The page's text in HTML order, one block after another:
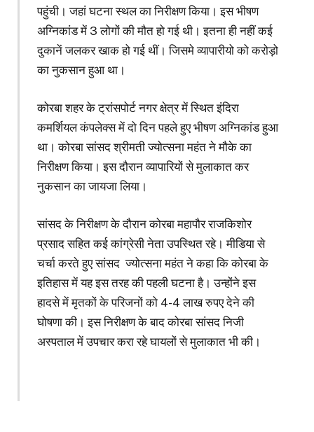
पहुंची। जहां घटना स्थल का निरीक्षण किया। इस भीषण
अग्निकांड में 3 लोगों की मौत हो गई थी। इतना ही नहीं कई
दुकानें जलकर खाक हो गई थीं। जिसमे व्यापारीयो को करोड़ो
का नुकसान हुआ था।
कोरबा शहर के ट्रांसपोर्ट नगर क्षेत्र में स्थित इंदिरा
कमर्शियल कंपलेक्स में दो दिन पहले हुए भीषण अग्निकांड हुआ
था। कोरबा सांसद श्रीमती ज्योत्सना महंत ने मौके का
निरीक्षण किया। इस दौरान व्यापारियों से मुलाकात कर
नुकसान का जायजा लिया।
सांसद के निरीक्षण के दौरान कोरबा महापौर राजकिशोर
प्रसाद सहित कई कांग्रेसी नेता उपस्थित रहे। मीडिया से
चर्चा करते हुए सांसद ज्योत्सना महंत ने कहा कि कोरबा के
इतिहास में यह इस तरह की पहली घटना है। उन्होंने इस
हादसे में मृतकों के परिजनों को 4-4 लाख रुपए देने की
घोषणा की। इस निरीक्षण के बाद कोरबा सांसद निजी
अस्पताल में उपचार करा रहे घायलों से मुलाकात भी की।